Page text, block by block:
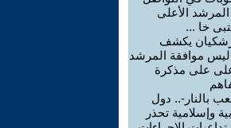
الأعلى
خا ...
يكشف
موافقة المرشد
على مذكرة
بالنار-.. دول
وإسلامية تحذر